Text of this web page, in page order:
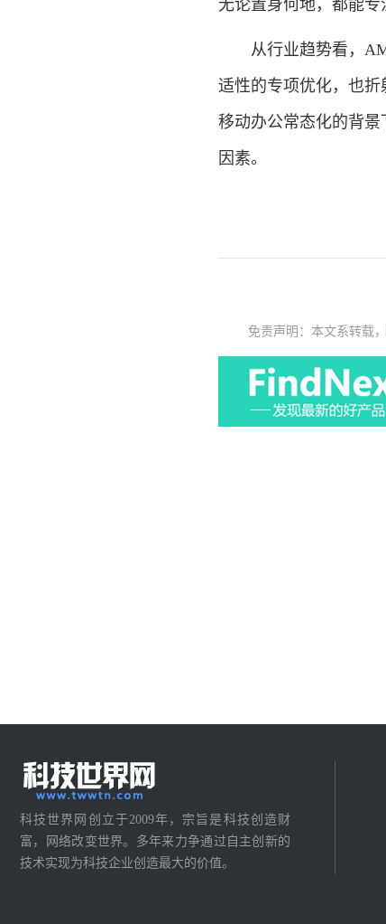
无论置身何地，都能专
从行业趋势看，
适性的专项优化，也
移动办公常态化的背
因素。
免责声明：本文系转载
科技世界网创立于2009年，宗旨是科技创造财
富，网络改变世界。多年来力争通过自主创新的
技术实现为科技企业创造最大的价值。